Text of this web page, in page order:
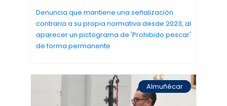
Denuncia que mantiene una señalización
contraria a su propia normativa desde 2023, al
aparecer un pictograma de 'Prohibido pescar'
de forma permanente
Almuñécar